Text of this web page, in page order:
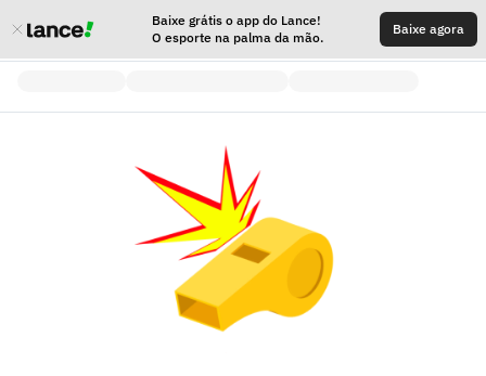
Baixe grátis o app do Lance!
O esporte na palma da mão.
Baixe agora